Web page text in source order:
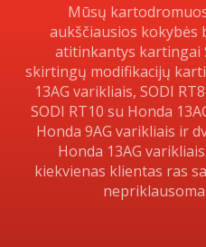
Mūsų
aukščiausios
atitinkantys kartingai
skirtingų modifikacijų
13AG varikliais, SODI
SODI RT10 su Honda
Honda 9AG varikliais ir
Honda 13AG
kiekvienas klientas ras